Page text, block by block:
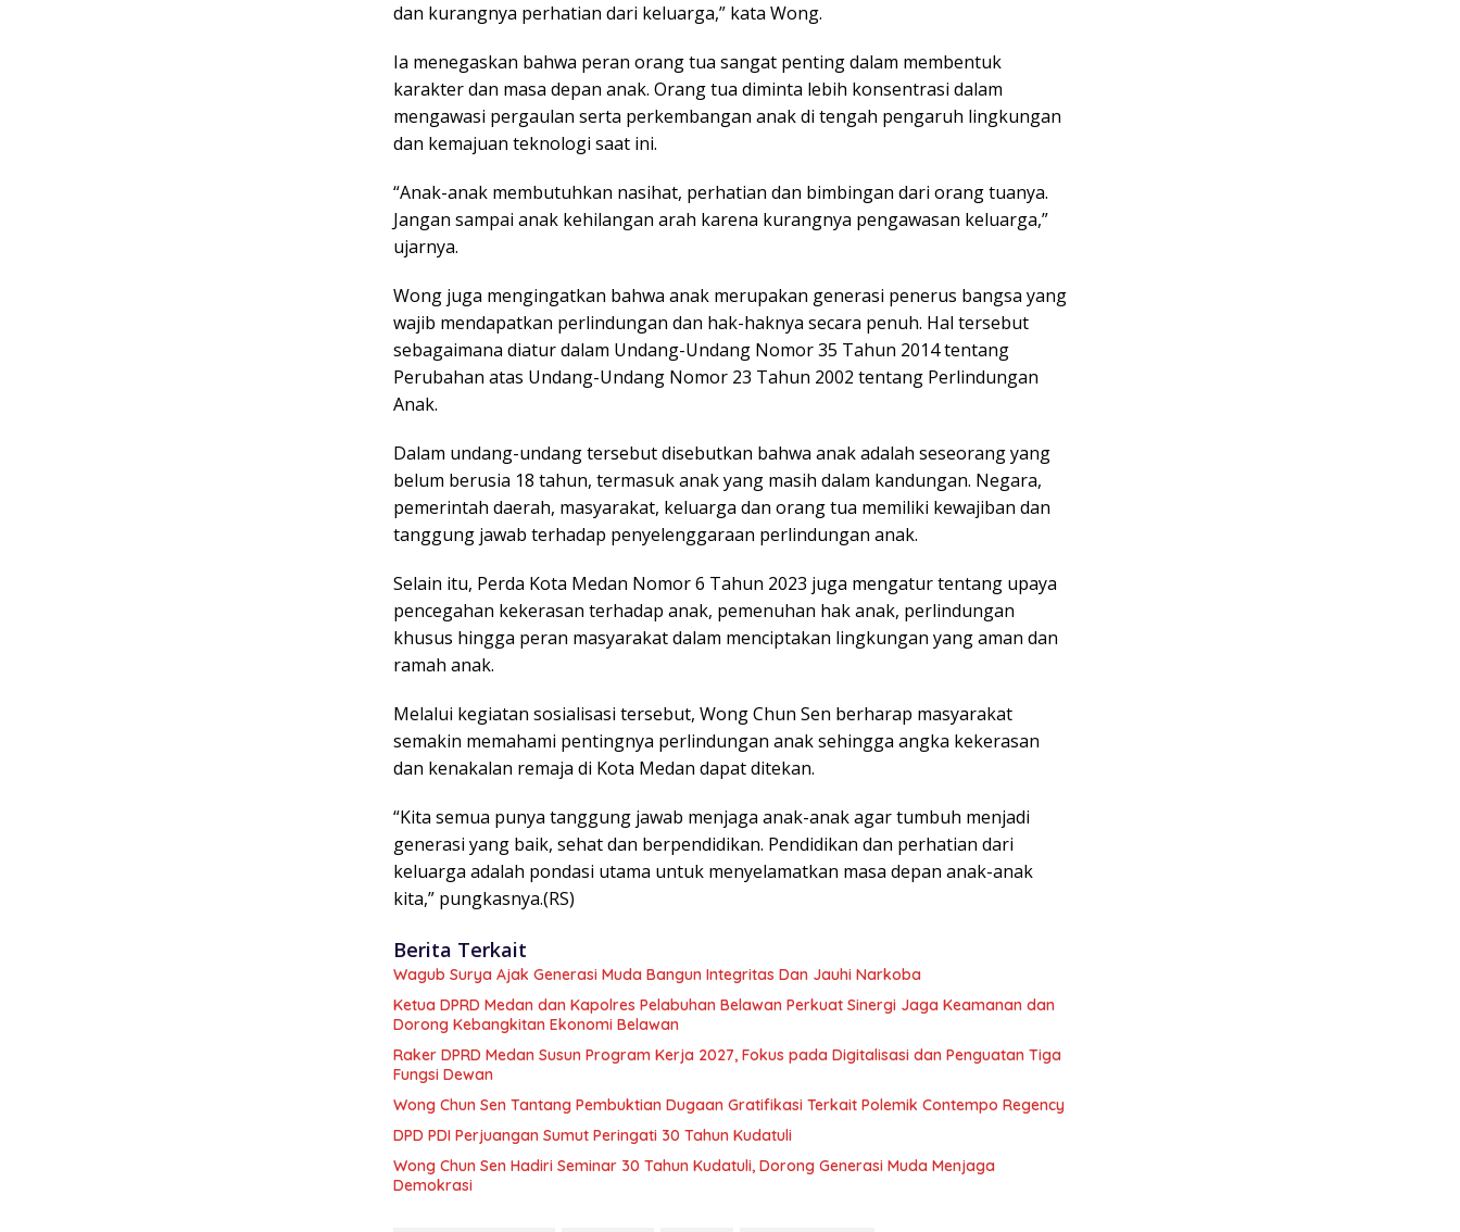
dan kurangnya perhatian dari keluarga,” kata Wong.
Ia menegaskan bahwa peran orang tua sangat penting dalam membentuk
karakter dan masa depan anak. Orang tua diminta lebih konsentrasi dalam
mengawasi pergaulan serta perkembangan anak di tengah pengaruh lingkungan
dan kemajuan teknologi saat ini.
“Anak-anak membutuhkan nasihat, perhatian dan bimbingan dari orang tuanya.
Jangan sampai anak kehilangan arah karena kurangnya pengawasan keluarga,”
ujarnya.
Wong juga mengingatkan bahwa anak merupakan generasi penerus bangsa yang
wajib mendapatkan perlindungan dan hak-haknya secara penuh. Hal tersebut
sebagaimana diatur dalam Undang-Undang Nomor 35 Tahun 2014 tentang
Perubahan atas Undang-Undang Nomor 23 Tahun 2002 tentang Perlindungan
Anak.
Dalam undang-undang tersebut disebutkan bahwa anak adalah seseorang yang
belum berusia 18 tahun, termasuk anak yang masih dalam kandungan. Negara,
pemerintah daerah, masyarakat, keluarga dan orang tua memiliki kewajiban dan
tanggung jawab terhadap penyelenggaraan perlindungan anak.
Selain itu, Perda Kota Medan Nomor 6 Tahun 2023 juga mengatur tentang upaya
pencegahan kekerasan terhadap anak, pemenuhan hak anak, perlindungan
khusus hingga peran masyarakat dalam menciptakan lingkungan yang aman dan
ramah anak.
Melalui kegiatan sosialisasi tersebut, Wong Chun Sen berharap masyarakat
semakin memahami pentingnya perlindungan anak sehingga angka kekerasan
dan kenakalan remaja di Kota Medan dapat ditekan.
“Kita semua punya tanggung jawab menjaga anak-anak agar tumbuh menjadi
generasi yang baik, sehat dan berpendidikan. Pendidikan dan perhatian dari
keluarga adalah pondasi utama untuk menyelamatkan masa depan anak-anak
kita,” pungkasnya.(RS)
Berita Terkait
Wagub Surya Ajak Generasi Muda Bangun Integritas Dan Jauhi Narkoba
Ketua DPRD Medan dan Kapolres Pelabuhan Belawan Perkuat Sinergi Jaga Keamanan dan
Dorong Kebangkitan Ekonomi Belawan
Raker DPRD Medan Susun Program Kerja 2027, Fokus pada Digitalisasi dan Penguatan Tiga
Fungsi Dewan
Wong Chun Sen Tantang Pembuktian Dugaan Gratifikasi Terkait Polemik Contempo Regency
DPD PDI Perjuangan Sumut Peringati 30 Tahun Kudatuli
Wong Chun Sen Hadiri Seminar 30 Tahun Kudatuli, Dorong Generasi Muda Menjaga
Demokrasi